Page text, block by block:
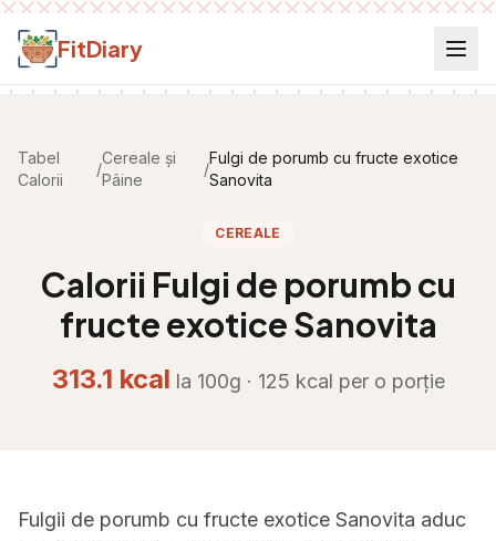
Salt la conținut
FitDiary
Tabel
Calorii
/
Cereale și
Pâine
/
Fulgi de porumb cu fructe exotice
Sanovita
CEREALE
Calorii Fulgi de porumb cu
fructe exotice Sanovita
313.1 kcal la 100g · 125 kcal per o porție
Fulgii de porumb cu fructe exotice Sanovita aduc